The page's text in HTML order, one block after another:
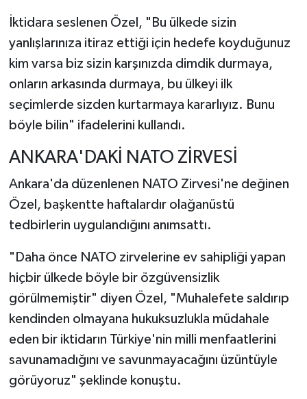
İktidara seslenen Özel, "Bu ülkede sizin
yanlışlarınıza itiraz ettiği için hedefe koyduğunuz
kim varsa biz sizin karşınızda dimdik durmaya,
onların arkasında durmaya, bu ülkeyi ilk
seçimlerde sizden kurtarmaya kararlıyız. Bunu
böyle bilin" ifadelerini kullandı.
ANKARA'DAKİ NATO ZİRVESİ
Ankara'da düzenlenen NATO Zirvesi'ne değinen
Özel, başkentte haftalardır olağanüstü
tedbirlerin uygulandığını anımsattı.
"Daha önce NATO zirvelerine ev sahipliği yapan
hiçbir ülkede böyle bir özgüvensizlik
görülmemiştir" diyen Özel, "Muhalefete saldırıp
kendinden olmayana hukuksuzlukla müdahale
eden bir iktidarın Türkiye'nin milli menfaatlerini
savunamadığını ve savunmayacağını üzüntüyle
görüyoruz" şeklinde konuştu.